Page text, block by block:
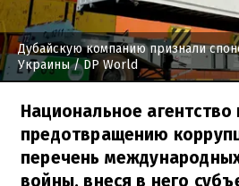
Дубайскую компанию признали
Украины/ DP World
Национальное агентство
предотвращению
перечень
войны, внеся в него